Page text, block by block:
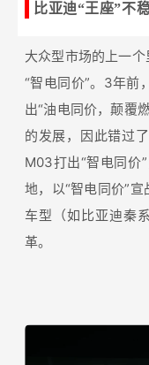
比亚迪“王座”不
大众型市场的上一
“智电同价”。3年前
出“油电同价，颠覆
的发展，因此错过
M03打出“智电同价
地，以“智电同价”
车型（如比亚迪秦
革。